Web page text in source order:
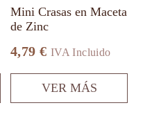
Mini Crasas en Maceta
de Zinc
4,79€ IVA Incluido
VER MÁS
la
página
producto